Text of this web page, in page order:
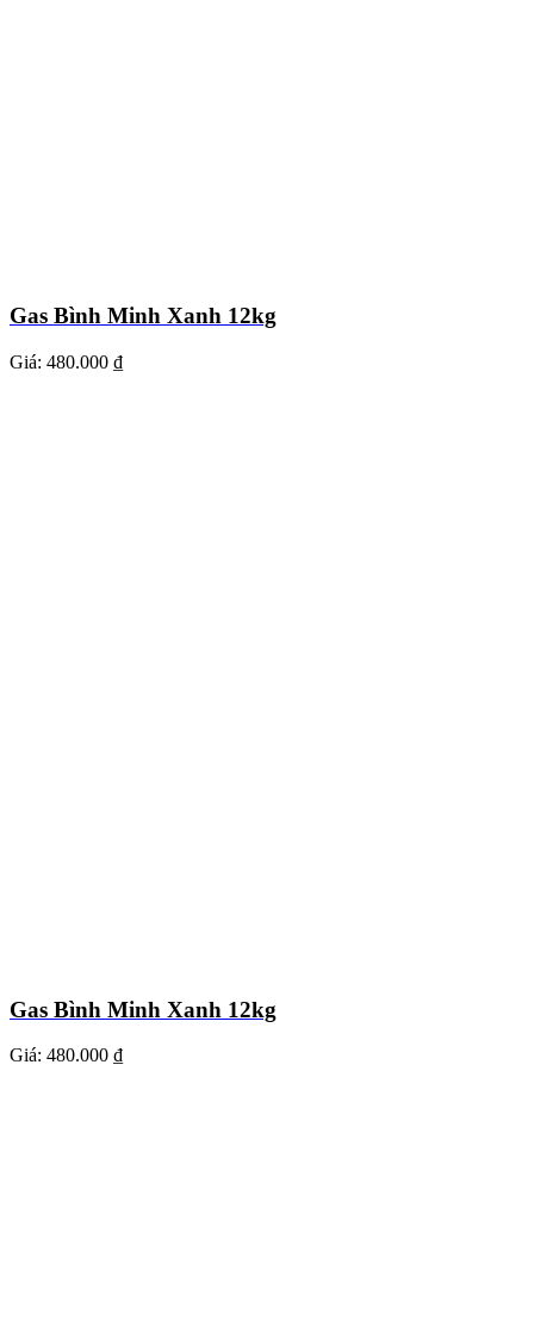
Gas Bình Minh Xanh 12kg
Giá: 480.000 ₫
Gas Bình Minh Xanh 12kg
Giá: 480.000 ₫